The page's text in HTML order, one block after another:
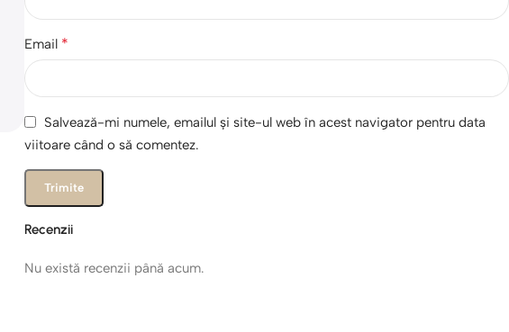
Recenzii
Nu există recenzii până acum.
Email *
Salvează-mi numele, emailul și site-ul web în acest navigator pentru data
viitoare când o să comentez.